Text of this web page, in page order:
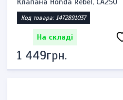
Клапана Honda Rebel, CA250
Код товара: 1472891037
На складі
1 449грн.